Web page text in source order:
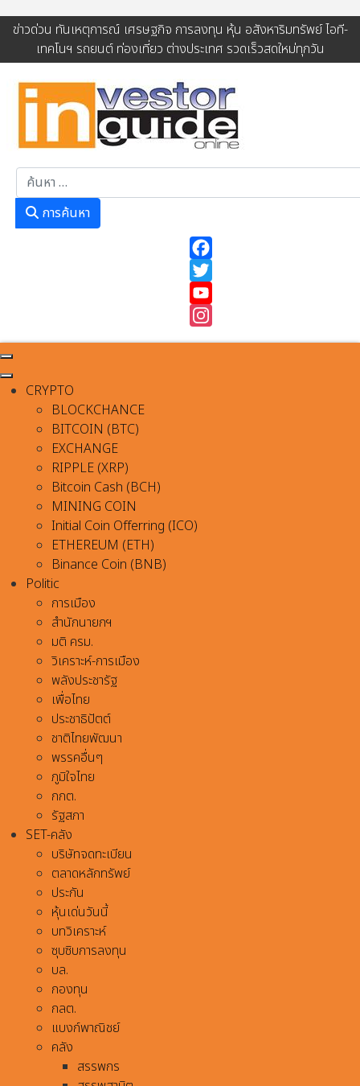
ข่าวด่วน ทันเหตุการณ์ เศรษฐกิจ การลงทุน หุ้น อสังหาริมทรัพย์ ไอที-
เทคโนฯ รถยนต์ ท่องเที่ยว ต่างประเทศ รวดเร็วสดใหม่ทุกวัน
การค้นหา
Instagram
CRYPTO
BLOCKCHANCE
BITCOIN (BTC)
EXCHANGE
RIPPLE (XRP)
Bitcoin Cash (BCH)
MINING COIN
Initial Coin Offerring (ICO)
ETHEREUM (ETH)
Binance Coin (BNB)
Politic
การเมือง
สำนักนายกฯ
มติ ครม.
วิเคราะห์-การเมือง
พลังประชารัฐ
เพื่อไทย
ประชาธิปัตต์
ชาติไทยพัฒนา
พรรคอื่นๆ
ภูมิใจไทย
กกต.
รัฐสภา
SET-คลัง
บริษัทจดทะเบียน
ตลาดหลักทรัพย์
ประกัน
หุ้นเด่นวันนี้
บทวิเคราะห์
ซุบซิบการลงทุน
บล.
กองทุน
กลต.
แบงก์พาณิชย์
คลัง
สรรพกร